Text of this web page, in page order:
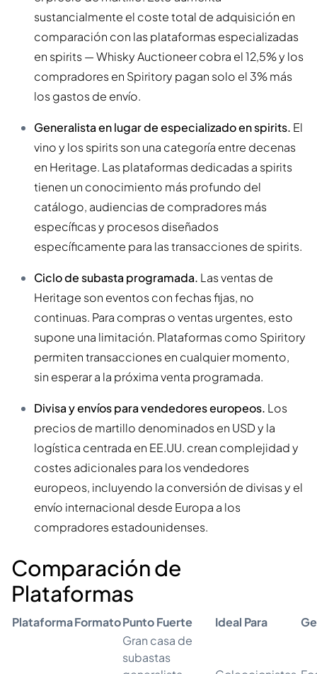
sustancialmente el coste total de adquisición en
comparación con las plataformas especializadas
en spirits — Whisky Auctioneer cobra el 12,5% y los
compradores en Spiritory pagan solo el 3% más
los gastos de envío.
Generalista en lugar de especializado en spirits. El
vino y los spirits son una categoría entre decenas
en Heritage. Las plataformas dedicadas a spirits
tienen un conocimiento más profundo del
catálogo, audiencias de compradores más
específicas y procesos diseñados
específicamente para las transacciones de spirits.
Ciclo de subasta programada. Las ventas de
Heritage son eventos con fechas fijas, no
continuas. Para compras o ventas urgentes, esto
supone una limitación. Plataformas como Spiritory
permiten transacciones en cualquier momento,
sin esperar a la próxima venta programada.
Divisa y envíos para vendedores europeos. Los
precios de martillo denominados en USD y la
logística centrada en EE.UU. crean complejidad y
costes adicionales para los vendedores
europeos, incluyendo la conversión de divisas y el
envío internacional desde Europa a los
compradores estadounidenses.
Comparación de
Plataformas
PlataformaFormatoPunto Fuerte Ideal Para
Gran casa de
subastas